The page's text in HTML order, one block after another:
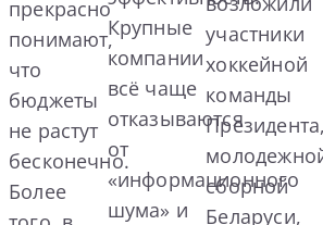
прекрасно
понимают,
что
бюджеты
не растут
бесконечно.
Более
Крупные
компании
всё чаще
отказываются
от
«информационного
шума» и
участники
хоккейной
команды
Президента,
сборной
Беларуси,